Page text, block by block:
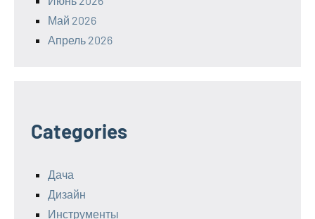
Май 2026
Апрель 2026
Categories
Дача
Дизайн
Инструменты